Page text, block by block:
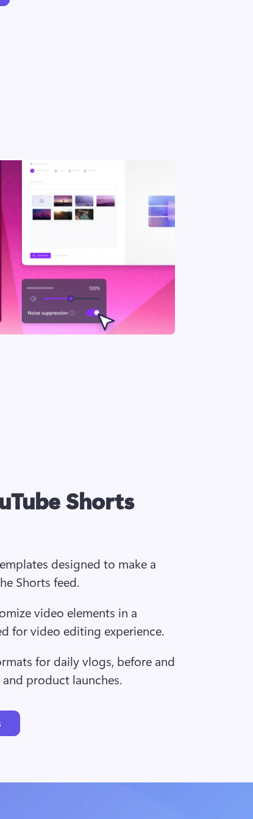
Shorts
designed to make a
Shorts feed.
video elements in a
for video editing experience.
for daily vlogs, before and
product launches.